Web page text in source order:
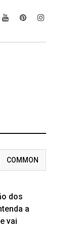
COMMON
dos
a
vai